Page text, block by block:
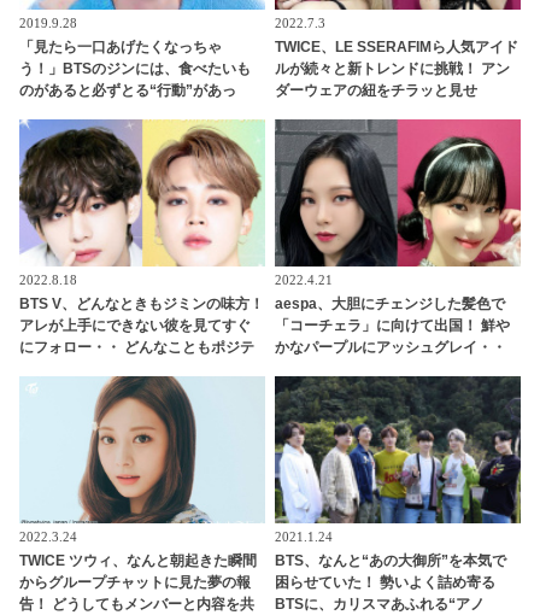
2019.9.28
「見たら一口あげたくなっちゃ
う！」BTSのジンには、食べたいも
のがあると必ずとる“行動”があっ
う、世渡り上手な行動とは？
2022.7.3
TWICE、LE SSERAFIMら人気アイド
ルが続々と新トレンドに挑戦！ アン
ダーウェアの紐をチラッと見せ
ァンの反応は？
2022.8.18
BTS V、どんなときもジミンの味方！
アレが上手にできない彼を見てすぐ
にフォロー・・ どんなこともポジテ
り
2022.4.21
aespa、大胆にチェンジした髪色で
「コーチェラ」に向けて出国！ 鮮や
かなパープルにアッシュグレイ・・
全一致のその姿に悶絶
2022.3.24
TWICE ツウィ、なんと朝起きた瞬間
からグループチャットに見た夢の報
告！ どうしてもメンバーと内容を共
2021.1.24
BTS、なんと“あの大御所”を本気で
困らせていた！ 勢いよく詰め寄る
BTSに、カリスマあふれる“アノ